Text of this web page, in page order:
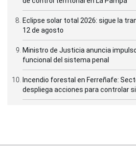
Eclipse solar total 2026: sigue la
12 de agosto
Ministro de Justicia anuncia
funcional del sistema penal
Incendio forestal en Ferreñafe:
despliega acciones para controlar